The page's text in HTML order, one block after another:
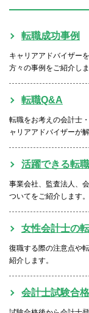
転職成功事例
キャリアアドバイザー
方々の事例をご紹介しま
転職Q&A
転職をお考えの会計士
ャリアアドバイザーが
活躍できる転
事業会社、監査法人、
ついてをご紹介します。
女性会計士の
復職する際の注意点や
紹介します。
会計士試験合